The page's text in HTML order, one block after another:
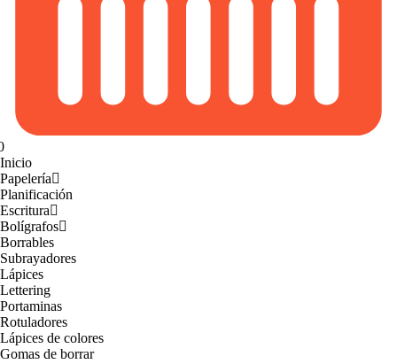
Inicio
Papelería
Planificación
Escritura
Bolígrafos
Borrables
Subrayadores
Lápices
Lettering
Portaminas
Rotuladores
Lápices de colores
Gomas de borrar